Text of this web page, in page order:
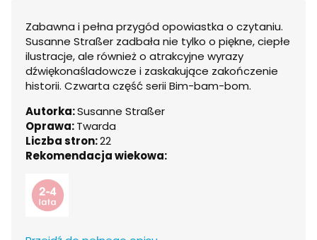
Zabawna i pełna przygód opowiastka o czytaniu.
Susanne Straßer zadbała nie tylko o piękne, ciepłe
ilustracje, ale również o atrakcyjne wyrazy
dźwiękonaśladowcze i zaskakujące zakończenie
historii. Czwarta część serii Bim-bam-bom.
Autorka:Susanne Straßer
Oprawa:Twarda
Liczba stron:22
Rekomendacja wiekowa: